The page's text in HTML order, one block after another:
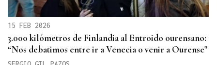
15 FEB 2026
3.000 kilómetros de Finlandia al Entroido ourensano:
“Nos debatimos entre ir a Venecia o venir a Ourense"